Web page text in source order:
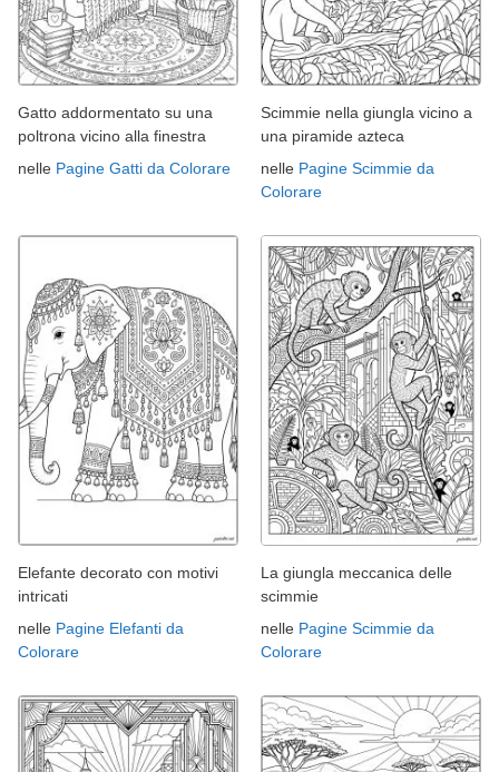
Gatto addormentato su una
poltrona vicino alla finestra
nelle Pagine Gatti da Colorare
Scimmie nella giungla vicino a
una piramide azteca
nelle Pagine Scimmie da
Colorare
Elefante decorato con motivi
intricati
nelle Pagine Elefanti da
Colorare
La giungla meccanica delle
scimmie
nelle Pagine Scimmie da
Colorare